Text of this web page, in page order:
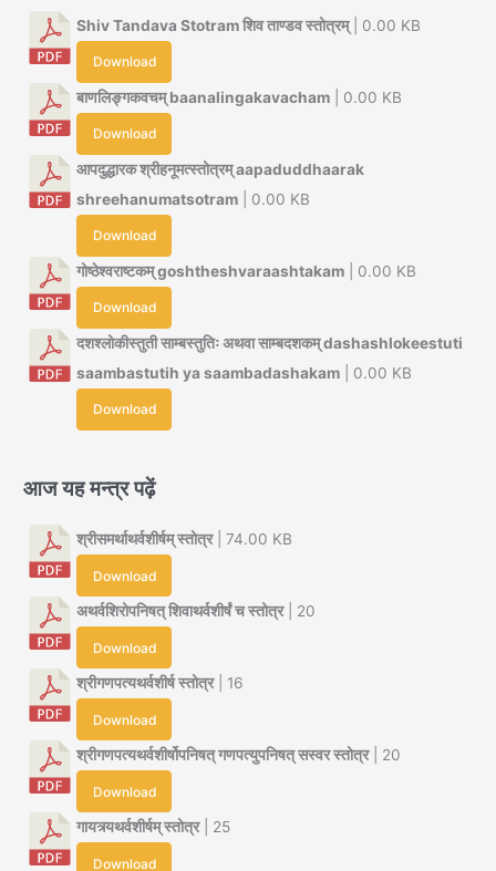
Shiv Tandava Stotram शिव ताण्डव स्तोत्रम्| 0.00 KB
Download
बाणलिङ्गकवचम् baanalingakavacham | 0.00 KB
Download
आपदुद्धारक श्रीहनूमत्स्तोत्रम् aapaduddhaarak
shreehanumatsotram | 0.00 KB
Download
गोष्ठेश्वराष्टकम् goshtheshvaraashtakam | 0.00 KB
Download
दशश्लोकीस्तुती साम्बस्तुतिः अथवा साम्बदशकम् dashashlokeestuti
saambastutih ya saambadashakam | 0.00 KB
Download
आज यह मन्त्र पढ़ें
श्रीसमर्थाथर्वशीर्षम् स्तोत्र| 74.00 KB
Download
अथर्वशिरोपनिषत् शिवाथर्वशीर्षं च स्तोत्र| 20
Download
श्रीगणपत्यथर्वशीर्ष स्तोत्र| 16
Download
श्रीगणपत्यथर्वशीर्षोपनिषत् गणपत्युपनिषत् सस्वर स्तोत्र| 20
Download
गायत्र्यथर्वशीर्षम् स्तोत्र| 25
Download